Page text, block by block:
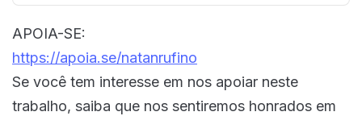
APOIA-SE:
https://apoia.se/natanrufino
Se você tem interesse em nos apoiar neste
trabalho, saiba que nos sentiremos honrados em